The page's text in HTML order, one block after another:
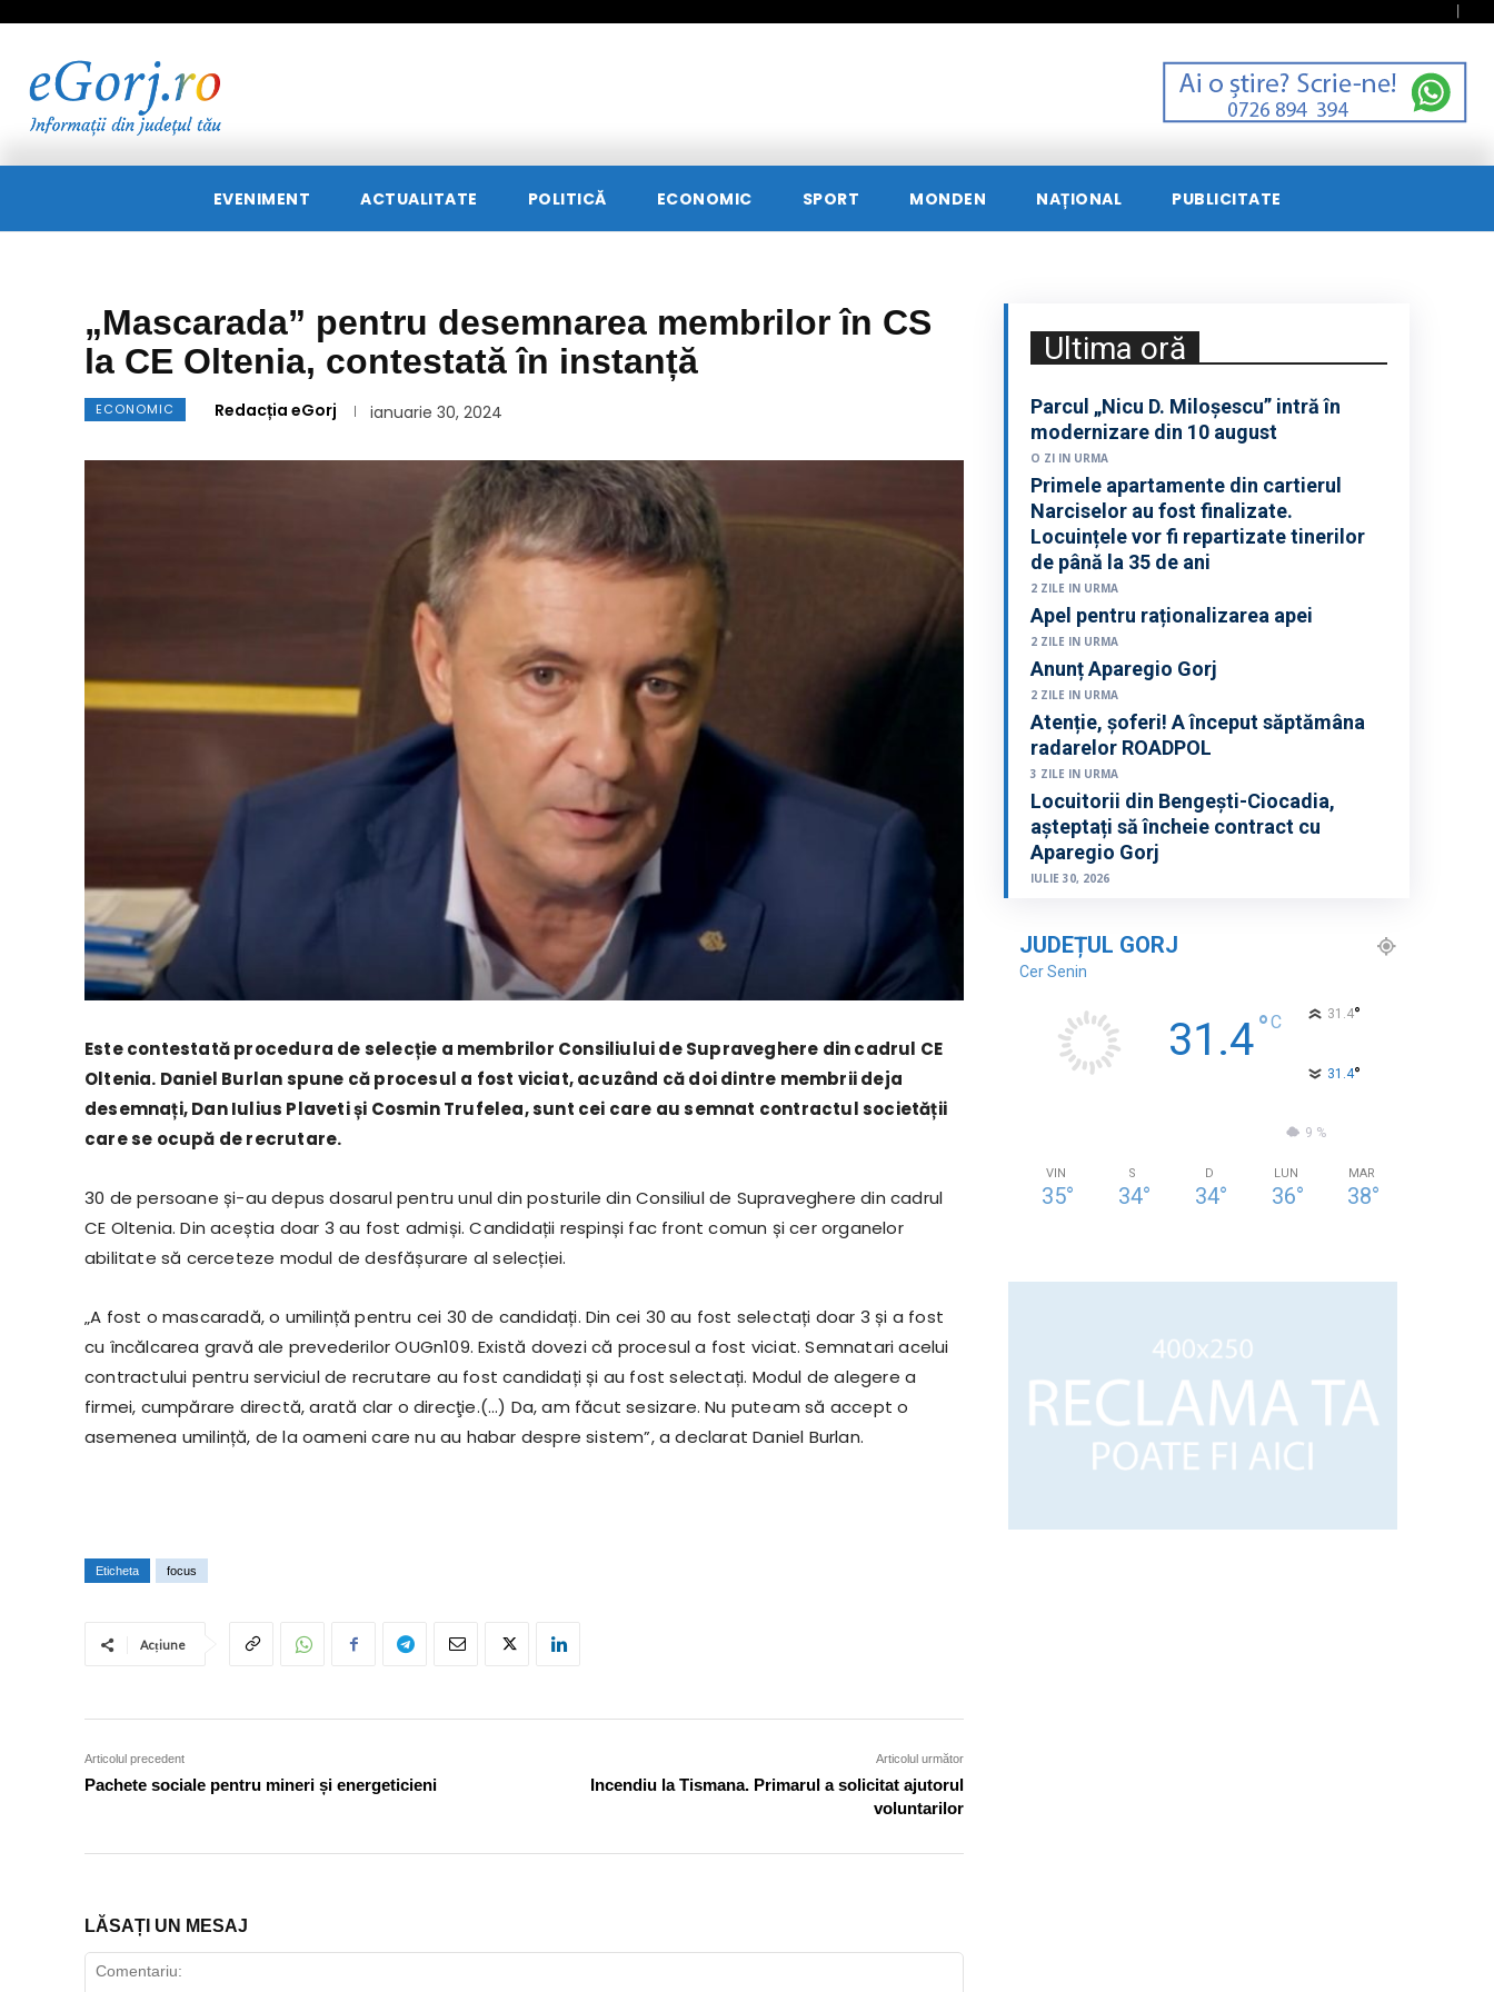
EVENIMENT ACTUALITATE POLITICĂ ECONOMIC SPORT MONDEN NAȚIONAL PUBLICITATE
„Mascarada” pentru desemnarea membrilor în CS
la CE Oltenia, contestată în instanță
ECONOMIC Redacția eGorj ianuarie 30, 2024
Este contestată procedura de selecție a membrilor Consiliului de Supraveghere din cadrul CE
Oltenia. Daniel Burlan spune că procesul a fost viciat, acuzând că doi dintre membrii deja
desemnați, Dan Iulius Plaveti și Cosmin Trufelea, sunt cei care au semnat contractul societății
care se ocupă de recrutare.
30 de persoane și-au depus dosarul pentru unul din posturile din Consiliul de Supraveghere din cadrul
CE Oltenia. Din aceștia doar 3 au fost admiși. Candidații respinși fac front comun și cer organelor
abilitate să cerceteze modul de desfășurare al selecției.
„A fost o mascaradă, o umilință pentru cei 30 de candidați. Din cei 30 au fost selectați doar 3 și a fost
cu încălcarea gravă ale prevederilor OUGn109. Există dovezi că procesul a fost viciat. Semnatari acelui
contractului pentru serviciul de recrutare au fost candidați și au fost selectați. Modul de alegere a
firmei, cumpărare directă, arată clar o direcţie.(…) Da, am făcut sesizare. Nu puteam să accept o
asemenea umilință, de la oameni care nu au habar despre sistem”, a declarat Daniel Burlan.
Eticheta focus
Acțiune
Articolul precedent
Pachete sociale pentru mineri și energeticieni
Articolul următor
Incendiu la Tismana. Primarul a solicitat ajutorul
voluntarilor
LĂSAȚI UN MESAJ
Ultima oră
Parcul „Nicu D. Miloșescu” intră în
modernizare din 10 august
O ZI IN URMA
Primele apartamente din cartierul
Narciselor au fost finalizate.
Locuințele vor fi repartizate tinerilor
de până la 35 de ani
2 ZILE IN URMA
Apel pentru raționalizarea apei
2 ZILE IN URMA
Anunț Aparegio Gorj
2 ZILE IN URMA
Atenție, șoferi! A început săptămâna
radarelor ROADPOL
3 ZILE IN URMA
Locuitorii din Bengești-Ciocadia,
așteptați să încheie contract cu
Aparegio Gorj
IULIE 30, 2026
JUDEȚUL GORJ
Cer Senin
31.4°C 31.4°
31.4°
9 %
VIN
35°
S
34°
D
34°
LUN
36°
MAR
38°